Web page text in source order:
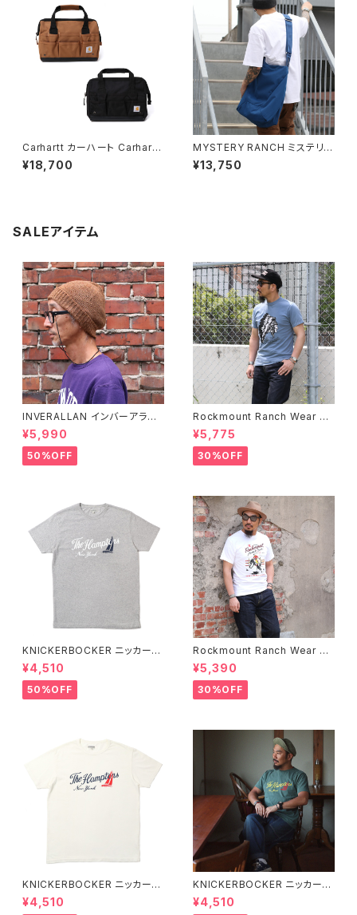
Carhartt カーハート Carhartt
カーハート CT0351 14 Inch 2
5 Pocket Heavyweight To
¥18,700
MYSTERY RANCH ミステリー
ランチ BINDLE 20 ビンドル シ
ョルダーバッグ トートバッグ 全3
¥13,750
SALEアイテム
INVERALLAN インバーアラン 1
00%ピュアウール ニットキャッ
プ 全8色
¥5,990
50%OFF
Rockmount Ranch Wear ロ
ックマウント ランチウェア Chie
f Western T-Shirt 半袖Tシャ
ツ 全2色
¥5,775
30%OFF
KNICKERBOCKER ニッカーボ
ッカー HEATHER GREY ハン
プトン Tシャツ
¥4,510
50%OFF
Rockmount Ranch Wear ロ
ックマウント ランチウェア Rock
mount Bronc Western T-Sh
irt 半袖Tシャツ 全3色
¥5,390
30%OFF
KNICKERBOCKER ニッカーボ
ッカー MILK ハンプトン Tシャ
ツ
¥4,510
KNICKERBOCKER ニッカーボ
ッカー GREEN ハンプトン Tシ
ャツ
¥4,510